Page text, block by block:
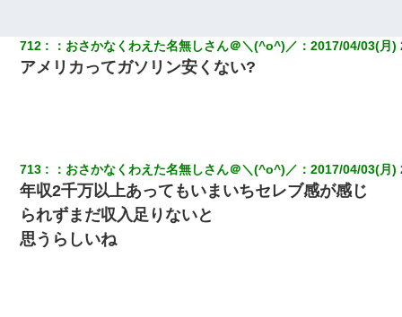
712 ： おさかなくわえた名無しさん＠＼(^o^)／ ：2017/04/03(月)
アメリカってガソリン安くない?
713 ： おさかなくわえた名無しさん＠＼(^o^)／ ：2017/04/03(月)
年収2千万以上あってもいまいちセレブ感が感じ
られずまだ収入足りないと
思うらしいね